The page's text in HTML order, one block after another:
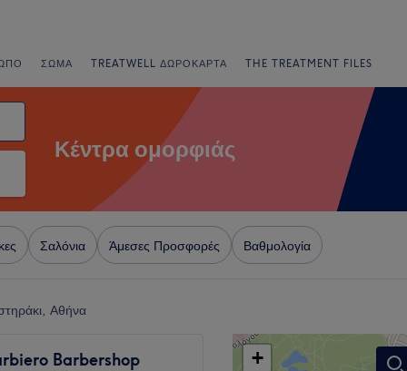
ΣΏΜΑ TREATWELL ΔΩΡΟΚΆΡΤΑ THE TREATMENT FILES
Κέντρα ομορφιάς
Σαλόνια Άμεσες Προσφορές Βαθμολογία
Αθήνα
Barbershop
+